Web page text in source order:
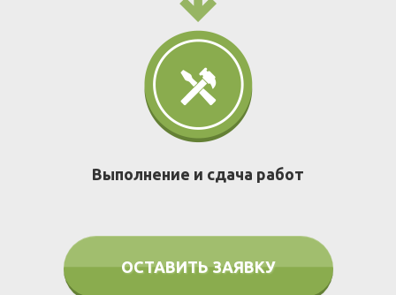
Выполнение и сдача работ
ОСТАВИТЬ ЗАЯВКУ